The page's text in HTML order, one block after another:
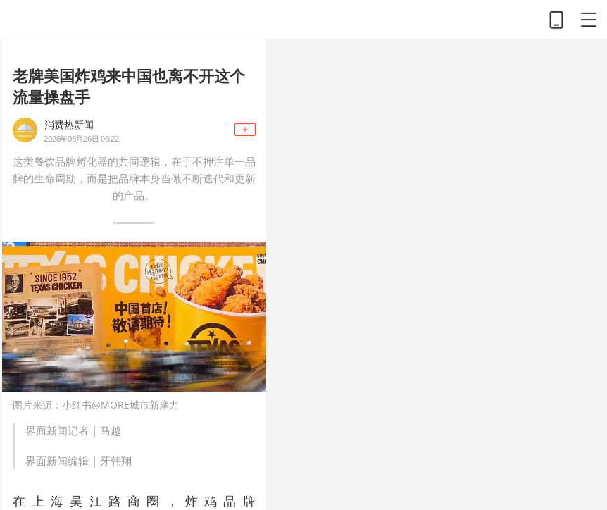
老牌美国炸鸡来中国也离不开这个
流量操盘手
消费热新闻
2026年06月26日 06:22
这类餐饮品牌孵化器的共同逻辑，在于不押注单一品
牌的生命周期，而是把品牌本身当做不断迭代和更新
的产品。
图片来源：小红书@MORE城市新摩力
界面新闻记者 | 马越
界面新闻编辑 | 牙韩翔
在上海吴江路商圈，炸鸡品牌